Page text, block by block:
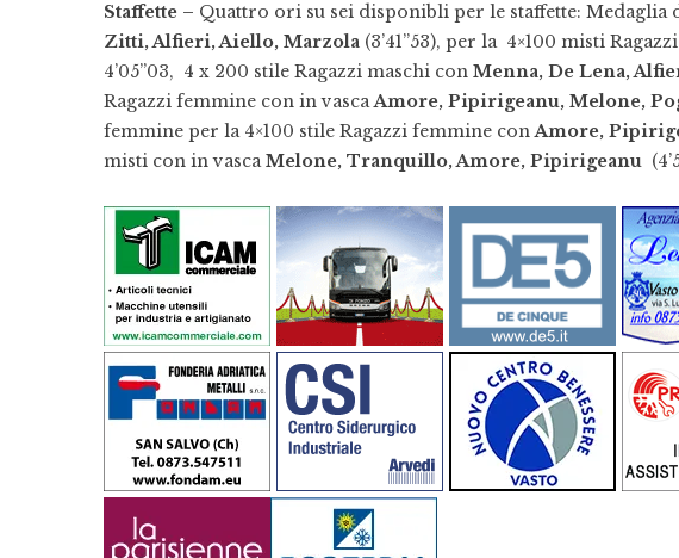
Staffette – Quattro ori su sei disponibli per le staffette: Medaglia
Zitti, Alfieri, Aiello, Marzola (3’41”53), per la 4×100 misti
4’05”03, 4 x 200 stile Ragazzi maschi con Menna, De Lena,
Ragazzi femmine con in vascaAmore, Pipirigeanu, Melone,
femmine per la 4×100 stile Ragazzi femmine conAmore,
misti con in vascaMelone, Tranquillo, Amore, Pipirigeanu